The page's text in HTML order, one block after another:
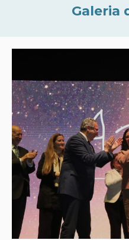
Galeria